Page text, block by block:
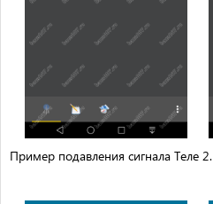
Пример подавления сигнала Теле 2.